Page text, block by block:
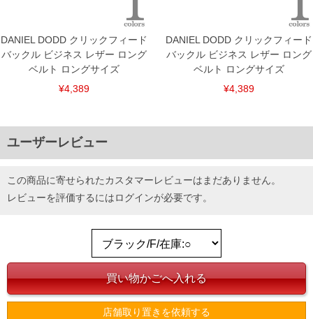
DANIEL DODD クリックフィード
バックル ビジネス レザー ロング
ベルト ロングサイズ
¥4,389
DANIEL DODD クリックフィード
バックル ビジネス レザー ロング
ベルト ロングサイズ
¥4,389
ユーザーレビュー
この商品に寄せられたカスタマーレビューはまだありません。
レビューを評価するにはログインが必要です。
店舗取り置きを依頼する